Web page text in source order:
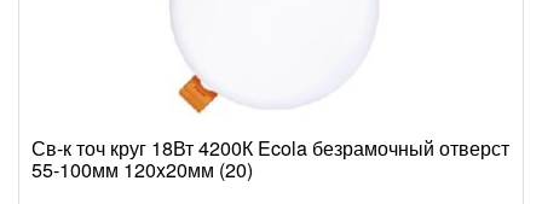
Св-к точ круг 18Вт 4200К Ecola безрамочный отверст
55-100мм 120x20мм (20)